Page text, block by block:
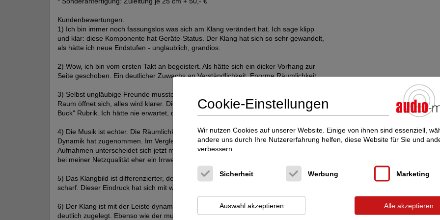
Kundenbewertungen:
1) Ich bin immer noch fassungslos was sich am Klang verändert hat. Ich sage klipp
und klar: diese Komponente hat Geräte-Status. Der Klang hat sich so sehr gewandelt,
als hätte ich neue Endstufen - unglaublich, grandios.
2) Wow, ich bin vom ersten Takt an begeistert. Als hätte sich ein dicker Vorhang zur
Seite geschoben. Ein deutlicher Zuwachs an Verständlichkeit. Enorme Räumlichkeit.
3) Selbst ungläubige Freunde mussten eingestehen: deutlich breitere Bühne, der
Raum öffnet sich, alles wird klarer. Diese Leiste ist klarer Gewinner in der "Bang for the
Buck" Rubrik. Ich hätte nie erwartet, dass eine Netzleiste so einen Impact haben kann.
4) Die Musik ist echter. Die Räumlichkeit hat sich verbessert, ebenso die Plastizität. Die
Dynamik hat zugenommen. Im Vergleich zur alten Filter-Leiste: die Qualität der
Aufnahmen unterscheidet sich jetzt mehr. Rückblickend stelle ich fest, dass die Filter
bei meiner Netzqualität eher ein Irrweg waren!
5) Das Klangbild ist differenzierter, der Bass satter und bei digitalen Quellen weniger
scharf. Dieser Eindruck hat sich mit weiterer Einspielzeit noch verstärkt.
6) Der Klang ist mit der Leiste dynamischer und auflösender. Die Spielfreude hat sehr
deutlich zugelegt. Ebenso wie der musikalische Farbenreichtum. An Positon 2 hängt
Cookie-Einstellungen
Wir nutzen Cookies auf unserer Website. Einige von ihnen sind essenziell,
andere uns durch Ihre Nutzererfahrung helfen, diese Website für Sie und
verbessern.
Sicherheit Werbung Marketing
Auswahl akzeptieren Alle akzeptieren